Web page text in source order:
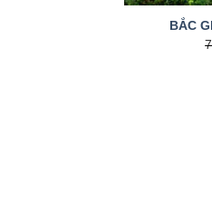
BẮC